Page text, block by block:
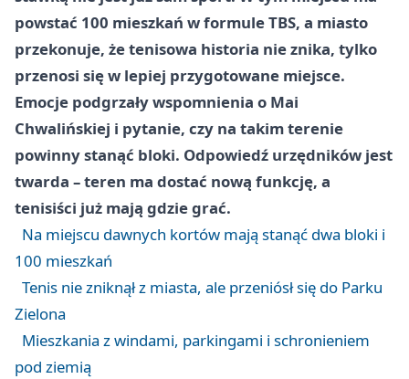
powstać 100 mieszkań w formule TBS, a miasto
przekonuje, że tenisowa historia nie znika, tylko
przenosi się w lepiej przygotowane miejsce.
Emocje podgrzały wspomnienia o Mai
Chwalińskiej i pytanie, czy na takim terenie
powinny stanąć bloki. Odpowiedź urzędników jest
twarda – teren ma dostać nową funkcję, a
tenisiści już mają gdzie grać.
Na miejscu dawnych kortów mają stanąć dwa bloki i
100 mieszkań
Tenis nie zniknął z miasta, ale przeniósł się do Parku
Zielona
Mieszkania z windami, parkingami i schronieniem
pod ziemią